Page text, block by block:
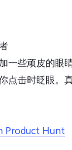
一些顽皮的眼
点击时眨眼。
Product Hunt